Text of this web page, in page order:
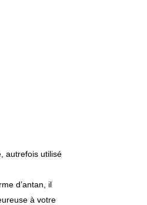
autrefois utilisé
d’antan, il
à votre